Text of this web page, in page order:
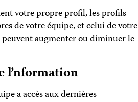
votre propre profil, les profils
de votre équipe, et celui de votre
peuvent augmenter ou diminuer le
l’nformation
a accès aux dernières